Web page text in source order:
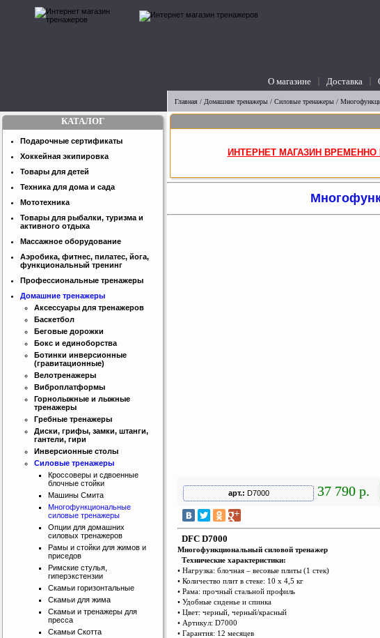
О магазине Доставка
Главная / Домашние тренажеры / Силовые тренажеры /
ИНТЕРНЕТ МАГАЗИН
арт.: D7000 37 790 р.
DFC D7000
Многофункциональный силовой тренажер
Технические характеристики:
• Нагрузка: блочная – весовые плиты (1 стек)
• Количество плит в стеке: 10 х 4,5 кг
• Рама: прочный стальной профиль
• Удобные сиденье и спинка
• Цвет: черный, черный/красный
• Артикул: D7000
• Гарантия: 12 месяцев
КАТАЛОГ
Подарочные сертификаты
Хоккейная экипировка
Товары для детей
Техника для дома и сада
Мототехника
Товары для рыбалки, туризма и
активного отдыха
Массажное оборудование
Аэробика, фитнес, пилатес, йога,
функциональный тренинг
Профессиональные тренажеры
Домашние тренажеры
Аксессуары для тренажеров
Баскетбол
Беговые дорожки
Бокс и единоборства
Ботинки инверсионные
(гравитационные)
Велотренажеры
Виброплатформы
Горнолыжные и лыжные
тренажеры
Гребные тренажеры
Диски, грифы, замки, штанги,
гантели, гири
Инверсионные столы
Силовые тренажеры
Кроссоверы и сдвоенные
блочные стойки
Машины Смита
Многофункциональные
силовые тренажеры
Опции для домашних
силовых тренажеров
Рамы и стойки для жимов и
приседов
Римские стулья,
гиперэкстензии
Скамьи горизонтальные
Скамьи для жима
Скамьи и тренажеры для
пресса
Скамьи Скотта
Интернет магазин SportLife
Работаем на рынке спортивных
товаров с 2008 года!